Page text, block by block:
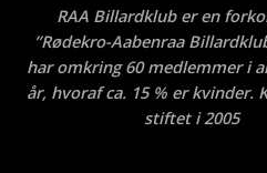
RAA Billardklub er en
”Rødekro-Aabenraa
har omkring 60 medlemmer i
år, hvoraf ca. 15 % er kvinder.
stiftet i 2005